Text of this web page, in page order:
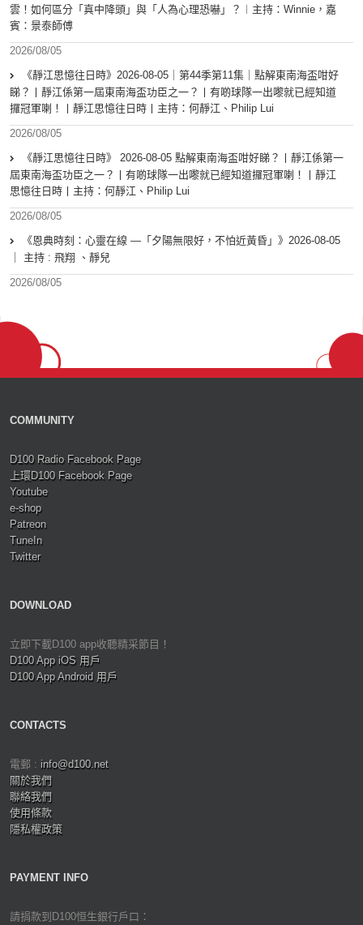
雲！如何區分「真中降頭」與「人為心理恐嚇」？︱主持：Winnie，嘉
賓：景泰師傅
2026/08/05
《靜江思憶往日時》2026-08-05｜第44季第11集｜點解東南海盃咁好
睇？丨靜江係第一屆東南海盃功臣之一？丨有啲球隊一出嚟就已經知道
攞冠軍喇！丨靜江思憶往日時丨主持：何靜江、Philip Lui
2026/08/05
《靜江思憶往日時》 2026-08-05 點解東南海盃咁好睇？丨靜江係第一
屆東南海盃功臣之一？丨有啲球隊一出嚟就已經知道攞冠軍喇！丨靜江
思憶往日時丨主持：何靜江、Philip Lui
2026/08/05
《恩典時刻：心靈在線 —「夕陽無限好，不怕近黃昏」》2026-08-05
｜ 主持 : 飛翔 、靜兒
2026/08/05
COMMUNITY
D100 Radio Facebook Page
上環D100 Facebook Page
Youtube
e-shop
Patreon
TuneIn
Twitter
DOWNLOAD
立即下載D100 app收聽精采節目！
D100 App iOS 用戶
D100 App Android 用戶
CONTACTS
電郵 : info@d100.net
關於我們
聯絡我們
使用條款
隱私權政策
PAYMENT INFO
請捐款到D100恒生銀行戶口：